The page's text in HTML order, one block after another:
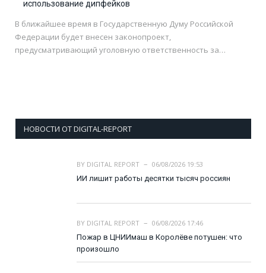
использование дипфейков
В ближайшее время в Государственную Думу Российской
Федерации будет внесен законопроект,
предусматривающий уголовную ответственность за…
НОВОСТИ ОТ DIGITAL-REPORT
BY DIGITAL REPORT
06/08/2026 19:53
ИИ лишит работы десятки тысяч россиян
BY DIGITAL REPORT
06/08/2026 17:46
Пожар в ЦНИИмаш в Королёве потушен: что
произошло